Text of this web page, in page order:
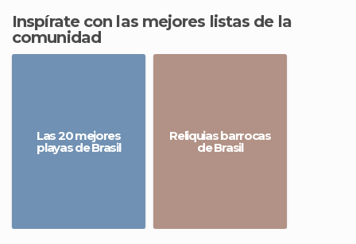
Inspírate con las mejores listas de la
comunidad
Las 20 mejores
playas de Brasil
Reliquias barrocas
de Brasil